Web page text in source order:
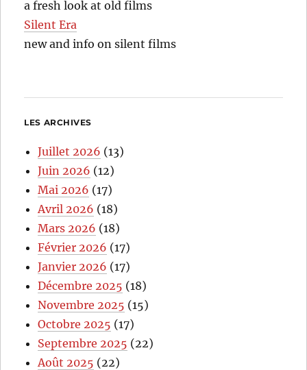
a fresh look at old films
Silent Era
new and info on silent films
LES ARCHIVES
Juillet 2026 (13)
Juin 2026 (12)
Mai 2026 (17)
Avril 2026 (18)
Mars 2026 (18)
Février 2026 (17)
Janvier 2026 (17)
Décembre 2025 (18)
Novembre 2025 (15)
Octobre 2025 (17)
Septembre 2025 (22)
Août 2025 (22)